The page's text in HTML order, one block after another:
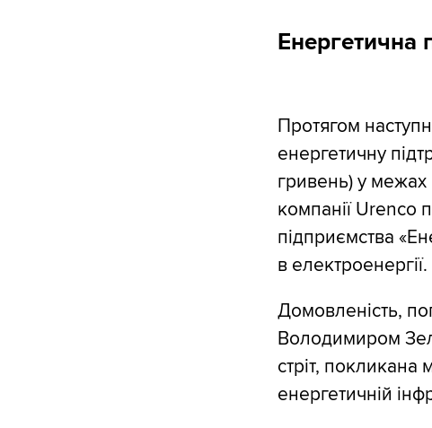
Енергетична
Протягом
енергетичну
гривень) у межах
компанії Urenco
підприємства
в електроенергії.
Домовленість,
Володимиром
стріт, покликана
енергетичній